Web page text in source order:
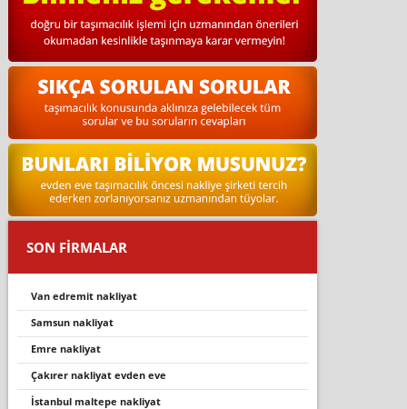
SON FİRMALAR
van edremi̇t nakli̇yat
samsun nakliyat
emre nakliyat
çakırer nakliyat evden eve
i̇stanbul maltepe nakliyat